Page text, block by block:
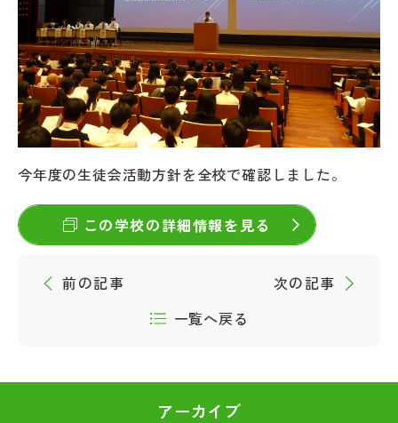
学校からのお知らせ
学校HP最新情報
特集
NettyLandかわら版
今年度の生徒会活動方針を全校で確認しました。
この学校の詳細情報を見る
前の記事
一覧へ戻る
次の記事
アーカイブ